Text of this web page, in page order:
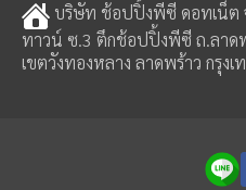
บริษัท ช้อปปิ้งพีซี ดอทเน็ต
ทาวน์ ซ.3 ตึกช้อปปิ้งพีซี ถ.ลาด
เขตวังทองหลาง ลาดพร้าว กรุง